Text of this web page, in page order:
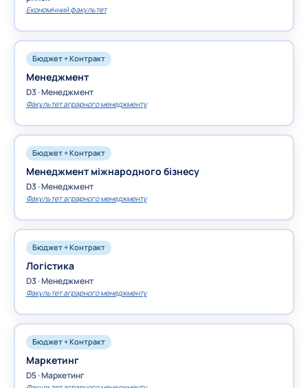
Економічний факультет
Бюджет + Контракт
Менеджмент
D3 · Менеджмент
Факультет аграрного менеджменту
Бюджет + Контракт
Менеджмент міжнародного бізнесу
D3 · Менеджмент
Факультет аграрного менеджменту
Бюджет + Контракт
Логістика
D3 · Менеджмент
Факультет аграрного менеджменту
Бюджет + Контракт
Маркетинг
D5 · Маркетинг